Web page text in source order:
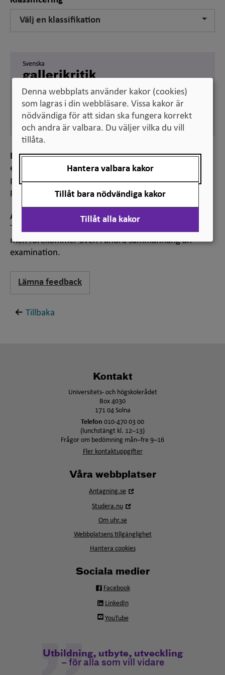
Välj en klassifikation
Svenska
gallerikritik
Engelska
gallery critique
Synonym:exam exhibition
Definition
examinationsform där student i utställningsmiljö
presenterar konstnärligt verk som kommenteras av
professor, opponent och ev. andra studenter
Anmärkning
Termen ”utställningskritik” används ibland också,
men förekommer även i andra sammanhang än
examination.
Lämna feedback
Tillbaka
Kontakt
Universitets- och högskolerådet
Box 4030
171 04 Solna
Telefon 010-470 03 00
(lunchstängt kl. 12–13)
Frågor om bedömning mån–fre 9–16
Fler kontaktuppgifter
Våra webbplatser
Antagning.se
Studera.nu
fönster
Om uhr.se
Webbplatsens tillgänglighet
Hantera cookies
Sociala medier
Facebook
LinkedIn
YouTube
Utbildning, utbyte, utveckling
– för alla som vill vidare
Denna webbplats använder kakor (cookies)
som lagras i din webbläsare. Vissa kakor är
nödvändiga för att sidan ska fungera korrekt
och andra är valbara. Du väljer vilka du vill
tillåta.
Hantera valbara kakor
Tillåt bara nödvändiga kakor
Tillåt alla kakor